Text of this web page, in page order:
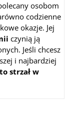
osobom
codzienne
okazje. Jej
czynią ją
Jeśli chcesz
i najbardziej
strzał w